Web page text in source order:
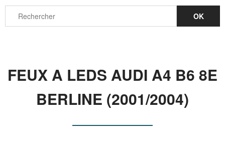
FEUX A LEDS AUDI A4 B6 8E
BERLINE (2001/2004)